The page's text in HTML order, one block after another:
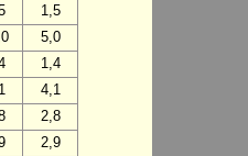
1,5
5,0
1,4
4,1
2,8
2,9